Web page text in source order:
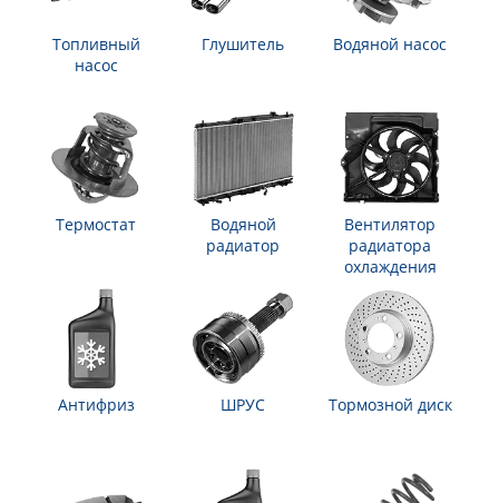
Топливный
насос
Глушитель Водяной насос
Термостат
Водяной
радиатор
Вентилятор
радиатора
охлаждения
Антифриз ШРУС Тормозной диск